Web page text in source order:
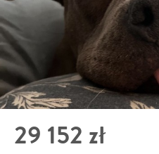
29 152 zł